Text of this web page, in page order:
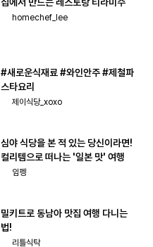
homechef_lee
#새로운식재료 #와인안주 #제철파
스타요리
제이식당_xoxo
심야 식당을 본 적 있는 당신이라면!
컬리템으로 떠나는 '일본 맛' 여행
임펭
밀키트로 동남아 맛집 여행 다니는
법!
리틀식탁